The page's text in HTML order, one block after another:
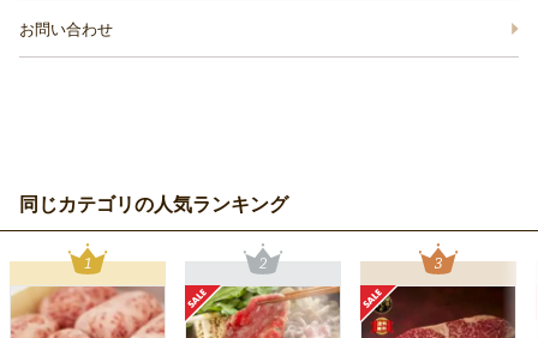
お問い合わせ
同じカテゴリの人気ランキング